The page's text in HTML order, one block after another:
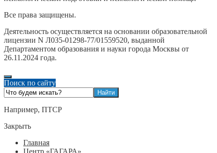
Все права защищены.
Деятельность осуществляется на основании образовательной
лицензии N Л035-01298-77/01559520, выданной
Департаментом образования и науки города Москвы от
26.11.2024 года.
Поиск по сайту
Например, ПТСР
Закрыть
Главная